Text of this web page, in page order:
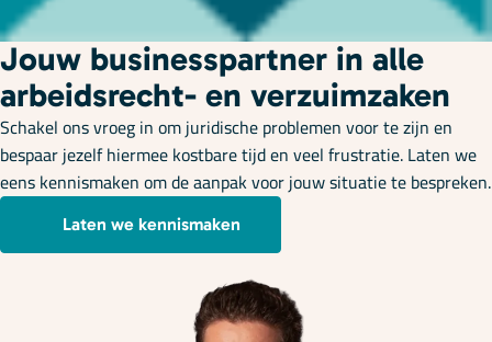
Jouw businesspartner in alle
arbeidsrecht- en verzuimzaken
Schakel ons vroeg in om juridische problemen voor te zijn en
bespaar jezelf hiermee kostbare tijd en veel frustratie. Laten we
eens kennismaken om de aanpak voor jouw situatie te bespreken.
Laten we kennismaken